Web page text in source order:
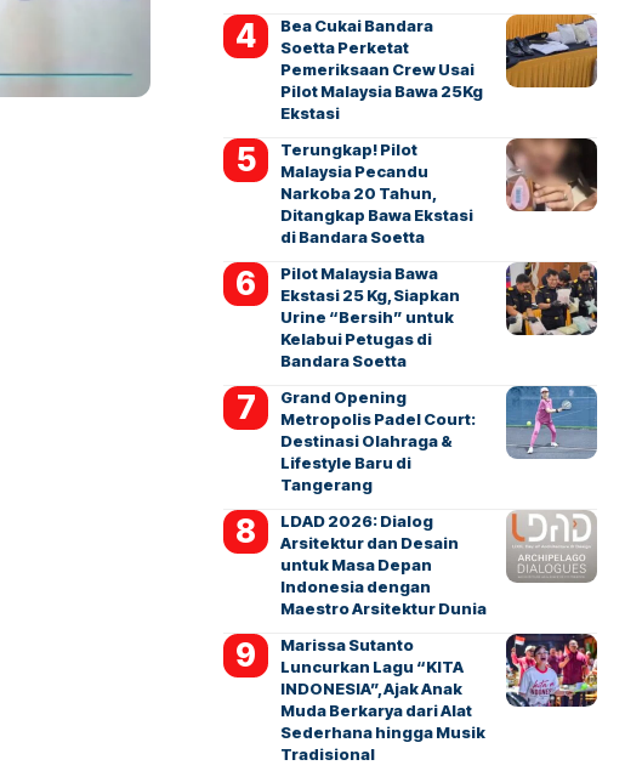
Bea Cukai Bandara
Soetta Perketat
Pemeriksaan Crew Usai
Pilot Malaysia Bawa 25Kg
Ekstasi
Terungkap! Pilot
Malaysia Pecandu
Narkoba 20 Tahun,
Ditangkap Bawa Ekstasi
di Bandara Soetta
Pilot Malaysia Bawa
Ekstasi 25 Kg, Siapkan
Urine “Bersih” untuk
Kelabui Petugas di
Bandara Soetta
Grand Opening
Metropolis Padel Court:
Destinasi Olahraga &
Lifestyle Baru di
Tangerang
LDAD 2026: Dialog
Arsitektur dan Desain
untuk Masa Depan
Indonesia dengan
Maestro Arsitektur Dunia
Marissa Sutanto
Luncurkan Lagu “KITA
INDONESIA”, Ajak Anak
Muda Berkarya dari Alat
Sederhana hingga Musik
Tradisional